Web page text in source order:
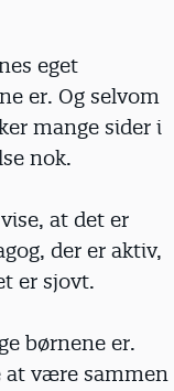
eget
er. Og selvom
mange sider i
nok.
at det er
der er aktiv,
er sjovt.
børnene er.
at være sammen